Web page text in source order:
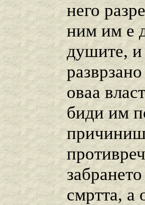
него
ним им е
душите, и
оваа
биди им
причиниш
смртта, а